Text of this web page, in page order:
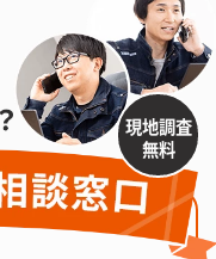
現地調査
無料